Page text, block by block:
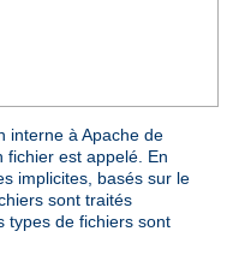
interne à Apache de
fichier est appelé. En
implicites, basés sur le
sont traités
types de fichiers sont